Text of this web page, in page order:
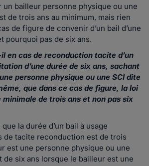
un bailleur personne physique ou une
de trois ans au minimum, mais rien
de figure de convenir d’un bail d’une
pourquoi pas de six ans.
en cas de reconduction tacite d’un
d’une durée de six ans, sachant
personne physique ou une SCI dite
que dans ce cas de figure, la loi
de trois ans et non pas six
que la durée d’un bail à usage
de tacite reconduction est de trois
est une personne physique ou une
de six ans lorsque le bailleur est une